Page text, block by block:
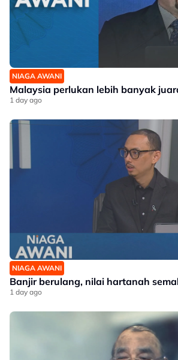
NIAGA AWANI
Malaysia perlukan lebih banyak
1 day ago
NIAGA AWANI
Banjir berulang, nilai hartanah
1 day ago